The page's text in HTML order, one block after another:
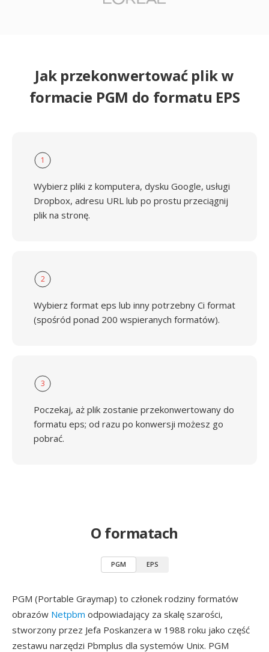
Jak przekonwertować plik w
formacie PGM do formatu EPS
1
Wybierz pliki z komputera, dysku Google, usługi
Dropbox, adresu URL lub po prostu przeciągnij
plik na stronę.
2
Wybierz format eps lub inny potrzebny Ci format
(spośród ponad 200 wspieranych formatów).
3
Poczekaj, aż plik zostanie przekonwertowany do
formatu eps; od razu po konwersji możesz go
pobrać.
O formatach
PGM EPS
PGM (Portable Graymap) to członek rodziny formatów
obrazów Netpbm odpowiadający za skalę szarości,
stworzony przez Jefa Poskanzera w 1988 roku jako część
zestawu narzędzi Pbmplus dla systemów Unix. PGM